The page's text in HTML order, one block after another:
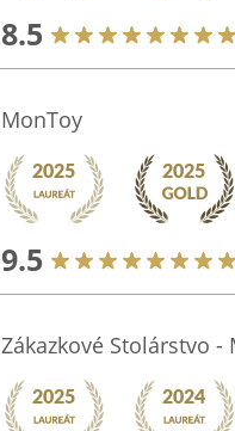
8.5
MonToy
9.5
Zákazkové Stolárstvo -